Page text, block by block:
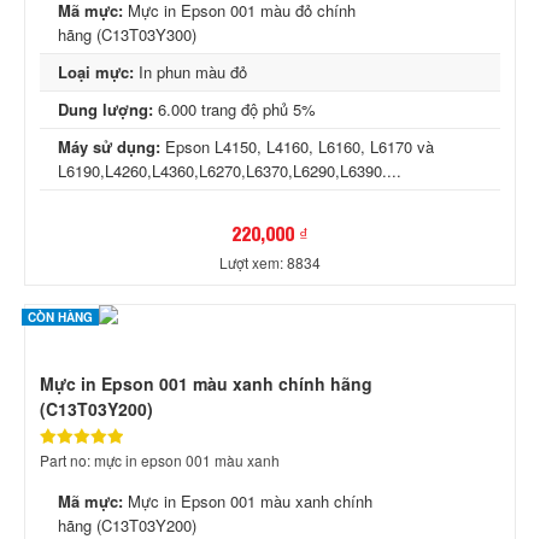
Mã mực: Mực in Epson 001 màu đỏ chính
hãng (C13T03Y300)
Loại mực: In phun màu đỏ
Dung lượng: 6.000 trang độ phủ 5%
Máy sử dụng: Epson L4150, L4160, L6160, L6170 và
L6190,L4260,L4360,L6270,L6370,L6290,L6390....
220,000 ₫
Lượt xem: 8834
CÒN HÀNG
Mực in Epson 001 màu xanh chính hãng
(C13T03Y200)
Part no: mực in epson 001 màu xanh
Mã mực: Mực in Epson 001 màu xanh chính
hãng (C13T03Y200)